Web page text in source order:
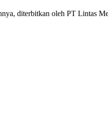
diterbitkan oleh PT Lintas